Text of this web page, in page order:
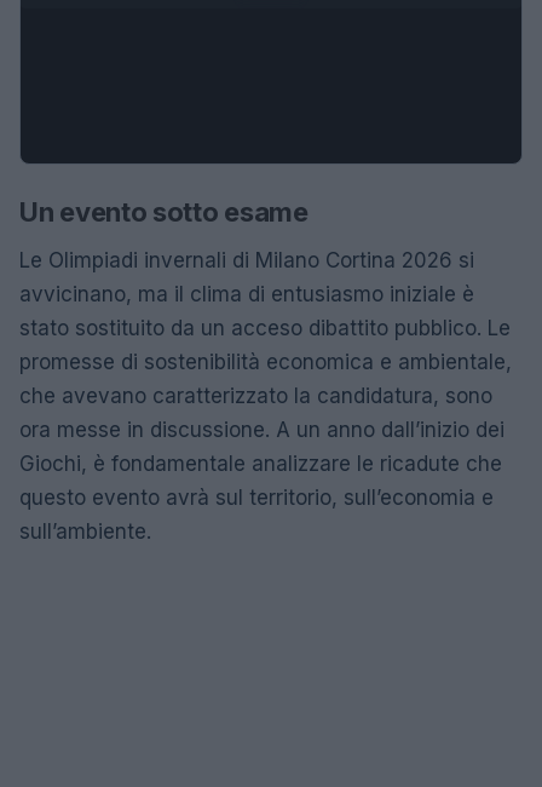
Un evento sotto esame
Le Olimpiadi invernali di Milano Cortina 2026 si
avvicinano, ma il clima di entusiasmo iniziale è
stato sostituito da un acceso dibattito pubblico. Le
promesse di sostenibilità economica e ambientale,
che avevano caratterizzato la candidatura, sono
ora messe in discussione. A un anno dall’inizio dei
Giochi, è fondamentale analizzare le ricadute che
questo evento avrà sul territorio, sull’economia e
sull’ambiente.